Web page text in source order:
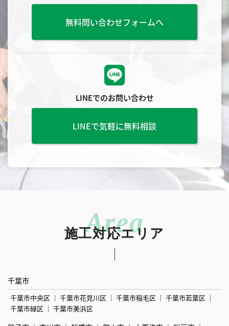
無料問い合わせフォームへ
LINEでのお問い合わせ
LINEで気軽に無料相談
施工対応エリア
千葉市
千葉市中央区 千葉市花見川区 千葉市稲毛区
千葉市若葉区
千葉市緑区
千葉市美浜区